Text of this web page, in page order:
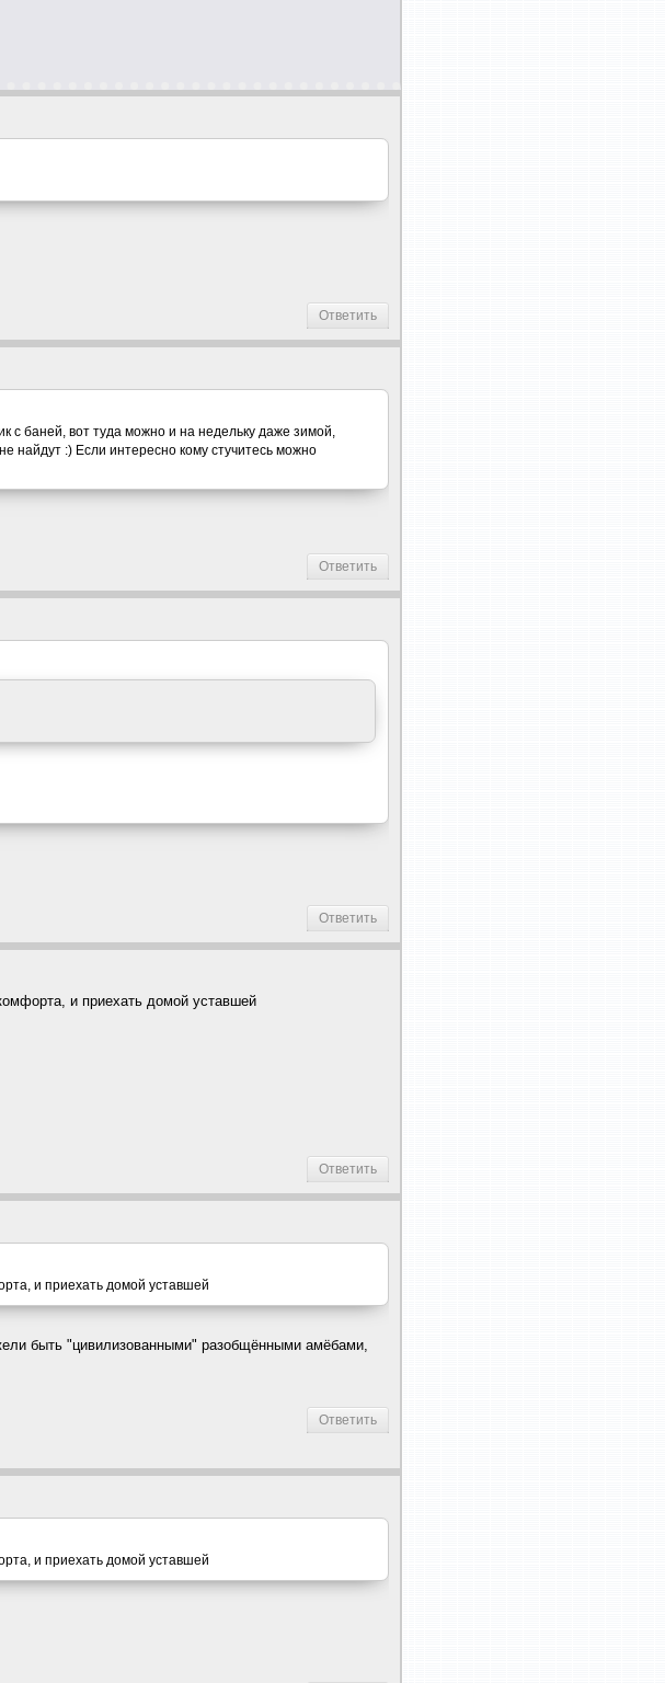
Ответить
с баней, вот туда можно и на недельку даже зимой,
найдут :) Если интересно кому стучитесь можно
Ответить
Ответить
и приехать домой уставшей
Ответить
и приехать домой уставшей
быть "цивилизованными" разобщёнными амёбами,
Ответить
и приехать домой уставшей